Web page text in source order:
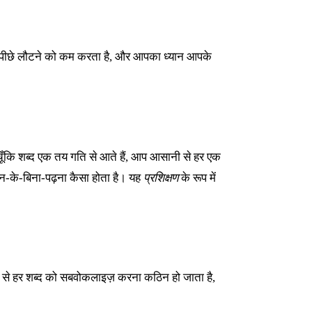
लौटने को कम करता है, और आपका ध्यान आपके
शब्द एक तय गति से आते हैं, आप आसानी से हर एक
बिना-पढ़ना कैसा होता है। यह प्रशिक्षणके रूप में
शब्द को सबवोकलाइज़ करना कठिन हो जाता है,